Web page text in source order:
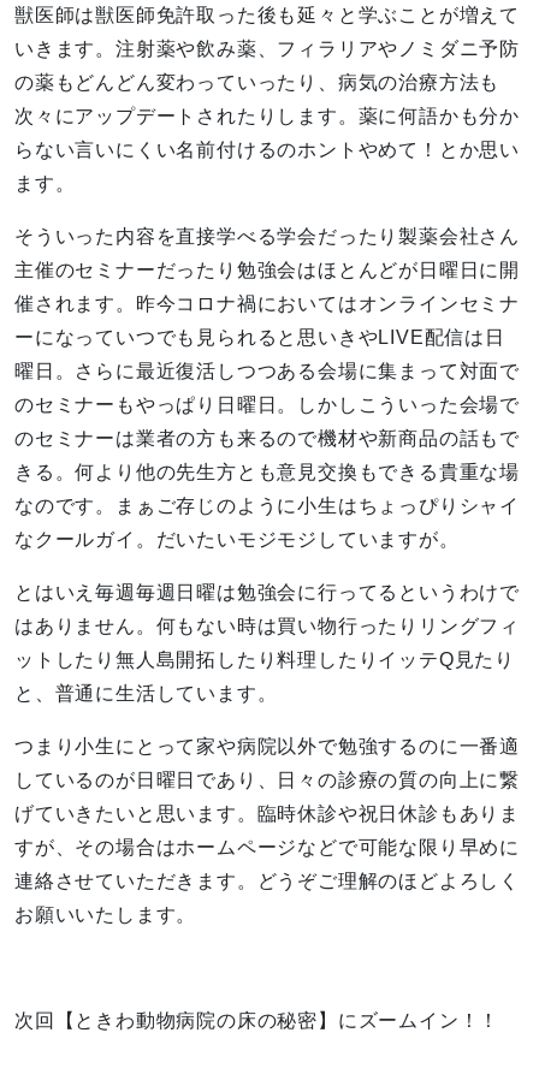
獣医師は獣医師免許取った後も延々と学ぶことが増えて
いきます。注射薬や飲み薬、フィラリアやノミダニ予防
の薬もどんどん変わっていったり、病気の治療方法も
次々にアップデートされたりします。薬に何語かも分か
らない言いにくい名前付けるのホントやめて！とか思い
ます。
そういった内容を直接学べる学会だったり製薬会社さん
主催のセミナーだったり勉強会はほとんどが日曜日に開
催されます。昨今コロナ禍においてはオンラインセミナ
ーになっていつでも見られると思いきやLIVE配信は日
曜日。さらに最近復活しつつある会場に集まって対面で
のセミナーもやっぱり日曜日。しかしこういった会場で
のセミナーは業者の方も来るので機材や新商品の話もで
きる。何より他の先生方とも意見交換もできる貴重な場
なのです。まぁご存じのように小生はちょっぴりシャイ
なクールガイ。だいたいモジモジしていますが。
とはいえ毎週毎週日曜は勉強会に行ってるというわけで
はありません。何もない時は買い物行ったりリングフィ
ットしたり無人島開拓したり料理したりイッテQ見たり
と、普通に生活しています。
つまり小生にとって家や病院以外で勉強するのに一番適
しているのが日曜日であり、日々の診療の質の向上に繋
げていきたいと思います。臨時休診や祝日休診もありま
すが、その場合はホームページなどで可能な限り早めに
連絡させていただきます。どうぞご理解のほどよろしく
お願いいたします。
次回【ときわ動物病院の床の秘密】にズームイン！！